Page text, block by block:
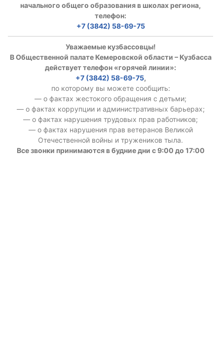
начального общего образования в школах региона,
телефон:
+7 (3842) 58-69-75
Уважаемые кузбассовцы!
В Общественной палате Кемеровской области – Кузбасса
действует телефон «горячей линии»:
+7 (3842) 58-69-75,
по которому вы можете сообщить:
— о фактах жестокого обращения с детьми;
— о фактах коррупции и административных барьерах;
— о фактах нарушения трудовых прав работников;
— о фактах нарушения прав ветеранов Великой
Отечественной войны и тружеников тыла.
Все звонки принимаются в будние дни с 9:00 до 17:00